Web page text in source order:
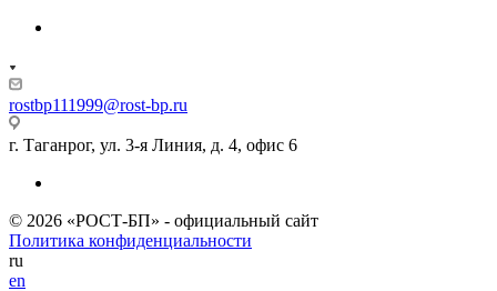
rostbp111999@rost-bp.ru
г. Таганрог, ул. 3-я Линия, д. 4, офис 6
© 2026 «РОСТ-БП» - официальный сайт
Политика конфиденциальности
ru
en